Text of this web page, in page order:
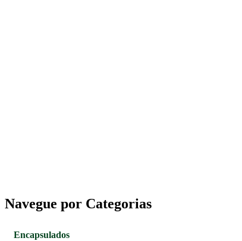
Navegue por Categorias
Encapsulados